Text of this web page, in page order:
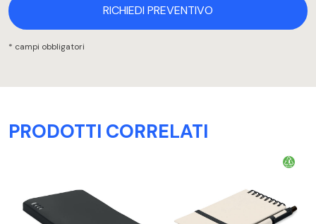
RICHIEDI PREVENTIVO
* campi obbligatori
PRODOTTI CORRELATI